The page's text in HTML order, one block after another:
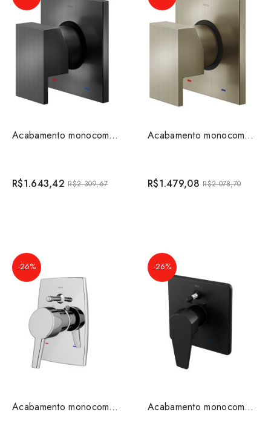
Acabamento monocomando base Deca para chuveiro e ducha...
R$1.643,42 R$2.309,67
Acabamento monocomando base Deca para chuveiro e ducha...
R$1.479,08 R$2.078,70
-26%
Acabamento monocomando para banheira e chuveiro 1/2&qu...
-26%
Acabamento monocomando para banheira e chuveiro Lift Ô...